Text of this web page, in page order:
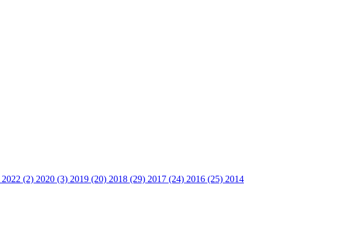
2022 (2) 2020 (3) 2019 (20) 2018 (29) 2017 (24) 2016 (25) 2014